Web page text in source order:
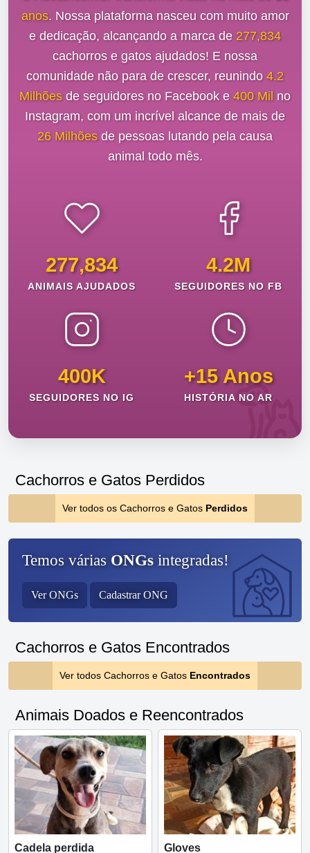
anos. Nossa plataforma nasceu com muito amor
e dedicação, alcançando a marca de 277,834
cachorros e gatos ajudados! E nossa
comunidade não para de crescer, reunindo 4.2
Milhõesde seguidores no Facebook e 400 Mil no
Instagram, com um incrível alcance de mais de
26 Milhõesde pessoas lutando pela causa
animal todo mês.
277,834
ANIMAIS AJUDADOS
4.2M
SEGUIDORES NO FB
400K
SEGUIDORES NO IG
+15 Anos
HISTÓRIA NO AR
Cachorros e Gatos Perdidos
Ver todos os Cachorros e Gatos Perdidos
Temos várias ONGs integradas!
Ver ONGs Cadastrar ONG
Cachorros e Gatos Encontrados
Ver todos Cachorros e Gatos Encontrados
Animais Doados e Reencontrados
Cadela perdida Gloves